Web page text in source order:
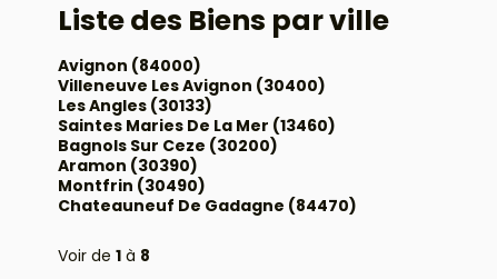
Liste des Biens par ville
Avignon (84000)
Villeneuve Les Avignon (30400)
Les Angles (30133)
Saintes Maries De La Mer (13460)
Bagnols Sur Ceze (30200)
Aramon (30390)
Montfrin (30490)
Chateauneuf De Gadagne (84470)
Voir de 1 à 8